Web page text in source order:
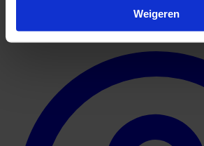
Weigeren
Geuniformeerd